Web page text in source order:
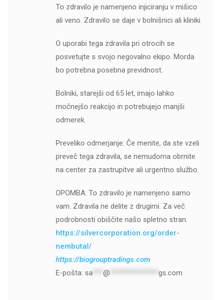
To zdravilo je namenjeno injiciranju v mišico
ali veno. Zdravilo se daje v bolnišnici ali kliniki.
O uporabi tega zdravila pri otrocih se
posvetujte s svojo negovalno ekipo. Morda
bo potrebna posebna previdnost.
Bolniki, starejši od 65 let, imajo lahko
močnejšo reakcijo in potrebujejo manjši
odmerek.
Preveliko odmerjanje: Če menite, da ste vzeli
preveč tega zdravila, se nemudoma obrnite
na center za zastrupitve ali urgentno službo.
OPOMBA: To zdravilo je namenjeno samo
vam. Zdravila ne delite z drugimi. Za več
podrobnosti obiščite našo spletno stran.
https://silvercorporation.org/order-
nembutal/
https://biogrouptradings.com
E-pošta: sa*** @ gs.com